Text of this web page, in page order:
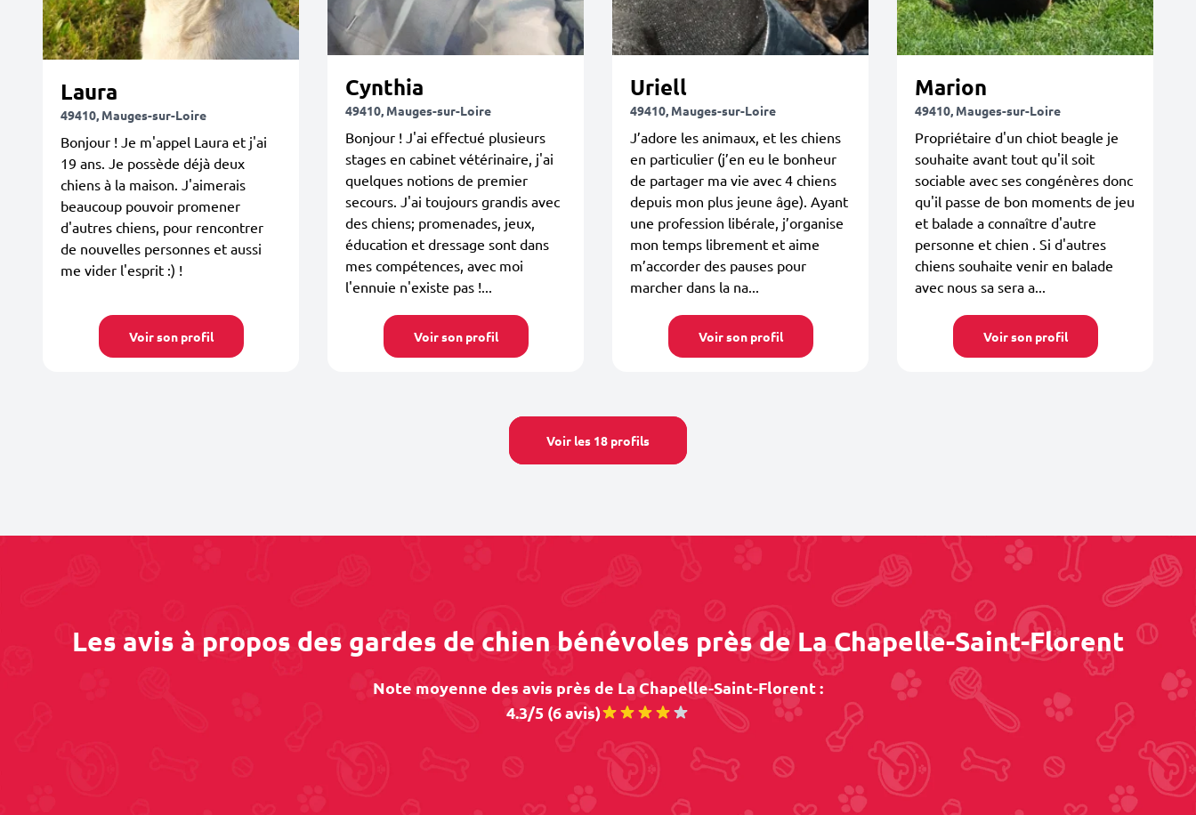
Laura
49410, Mauges-sur-Loire
Bonjour ! Je m'appel Laura et j'ai
19 ans. Je possède déjà deux
chiens à la maison. J'aimerais
beaucoup pouvoir promener
d'autres chiens, pour rencontrer
de nouvelles personnes et aussi
me vider l'esprit :) !
Voir son profil
Cynthia
49410, Mauges-sur-Loire
Bonjour ! J'ai effectué plusieurs
stages en cabinet vétérinaire, j'ai
quelques notions de premier
secours. J'ai toujours grandis avec
des chiens; promenades, jeux,
éducation et dressage sont dans
mes compétences, avec moi
l'ennuie n'existe pas !...
Voir son profil
Uriell
49410, Mauges-sur-Loire
J’adore les animaux, et les chiens
en particulier (j’en eu le bonheur
de partager ma vie avec 4 chiens
depuis mon plus jeune âge). Ayant
une profession libérale, j’organise
mon temps librement et aime
m’accorder des pauses pour
marcher dans la na...
Voir son profil
Marion
49410, Mauges-sur-Loire
Propriétaire d'un chiot beagle je
souhaite avant tout qu'il soit
sociable avec ses congénères donc
qu'il passe de bon moments de jeu
et balade a connaître d'autre
personne et chien . Si d'autres
chiens souhaite venir en balade
avec nous sa sera a...
Voir son profil
Voir les 18 profils
Les avis à propos des gardes de chien bénévoles près de La Chapelle-Saint-Florent
Note moyenne des avis près de La Chapelle-Saint-Florent :
4.3/5 (6 avis)